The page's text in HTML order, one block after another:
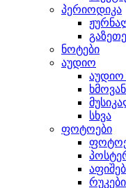
პერიოდიკა
ნოტები
აუდიო
აუდიო
სხვა
ფოტოები
რუკები